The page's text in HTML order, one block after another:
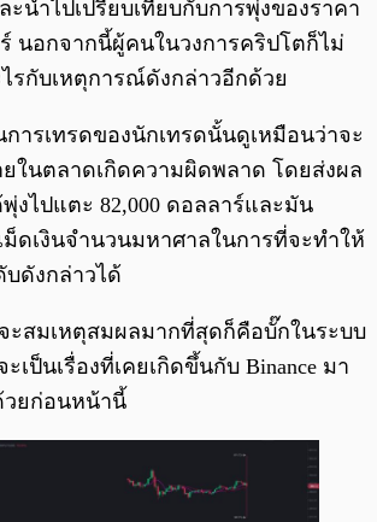
นำไปเปรียบเทียบกับการพุ่งของราคา
นอกจากนี้ผู้คนในวงการคริปโตก็ไม่
รกับเหตุการณ์ดังกล่าวอีกด้วย
ารเทรดของนักเทรดนั้นดูเหมือนว่าจะ
ในตลาดเกิดความผิดพลาด โดยส่งผล
งไปแตะ 82,000 ดอลลาร์และมัน
ม็ดเงินจำนวนมหาศาลในการที่จะทำให้
บดังกล่าวได้
ะสมเหตุสมผลมากที่สุดก็คือบั๊กในระบบ
เป็นเรื่องที่เคยเกิดขึ้นกับ Binance มา
วยก่อนหน้านี้